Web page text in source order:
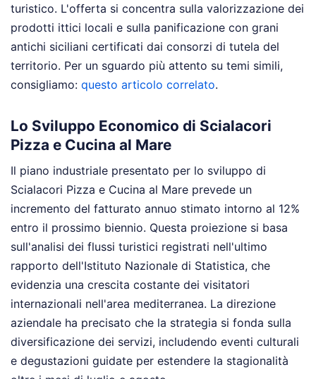
turistico. L'offerta si concentra sulla valorizzazione dei
prodotti ittici locali e sulla panificazione con grani
antichi siciliani certificati dai consorzi di tutela del
territorio. Per un sguardo più attento su temi simili,
consigliamo: questo articolo correlato.
Lo Sviluppo Economico di Scialacori
Pizza e Cucina al Mare
Il piano industriale presentato per lo sviluppo di
Scialacori Pizza e Cucina al Mare prevede un
incremento del fatturato annuo stimato intorno al 12%
entro il prossimo biennio. Questa proiezione si basa
sull'analisi dei flussi turistici registrati nell'ultimo
rapporto dell'Istituto Nazionale di Statistica, che
evidenzia una crescita costante dei visitatori
internazionali nell'area mediterranea. La direzione
aziendale ha precisato che la strategia si fonda sulla
diversificazione dei servizi, includendo eventi culturali
e degustazioni guidate per estendere la stagionalità